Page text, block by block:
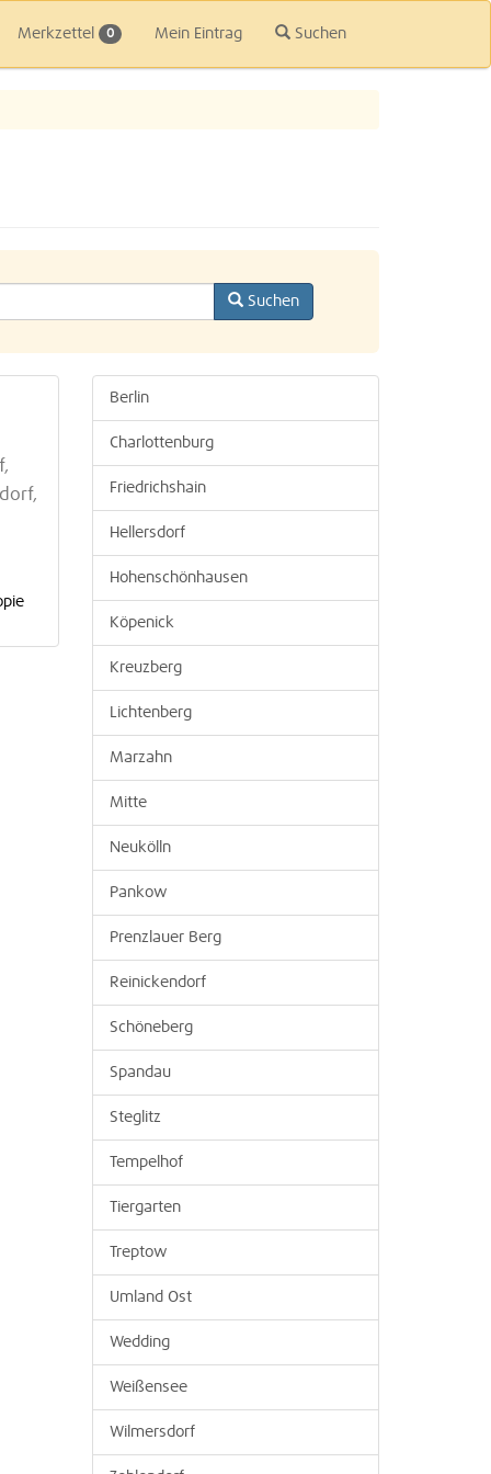
Merkzettel 0 Mein Eintrag Suchen
Suchen
Berlin
Charlottenburg
Friedrichshain
Hellersdorf
Hohenschönhausen
Köpenick
Kreuzberg
Lichtenberg
Marzahn
Mitte
Neukölln
Pankow
Prenzlauer Berg
Reinickendorf
Schöneberg
Spandau
Steglitz
Tempelhof
Tiergarten
Treptow
Umland Ost
Wedding
Weißensee
Wilmersdorf